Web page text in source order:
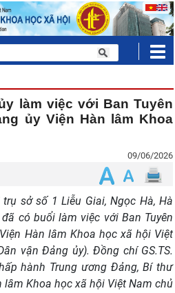
làm việc với Ban Tuyên
ủy Viện Hàn lâm Khoa
09/06/2026
sở số 1 Liễu Giai, Ngọc Hà, Hà
có buổi làm việc với Ban Tuyên
Hàn lâm Khoa học xã hội Việt
vận Đảng ủy). Đồng chí GS.TS.
hành Trung ương Đảng, Bí thư
lâm Khoa học xã hội Việt Nam chủ